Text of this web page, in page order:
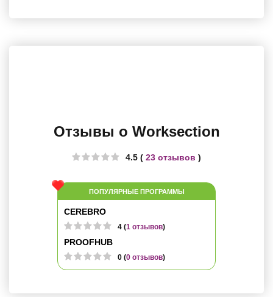
Отзывы о Worksection
4.5 ( 23 отзывов )
ПОПУЛЯРНЫЕ ПРОГРАММЫ
CEREBRO
4 (1 отзывов)
PROOFHUB
0 (0 отзывов)